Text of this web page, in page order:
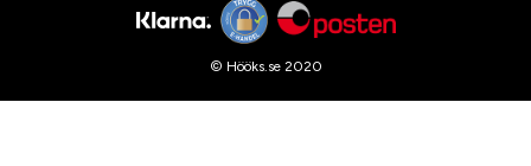
© Hööks.se 2020